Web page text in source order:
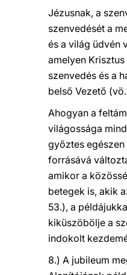
Jézusnak, a
szenvedését a
és a világ üdvén
amelyen
szenvedés és a
belső Vezető
Ahogyan a
világossága
győztes
forrásává
amikor a
betegek is, akik
53.), a
kiküszöbölje a
indokolt
8.) A jubileum